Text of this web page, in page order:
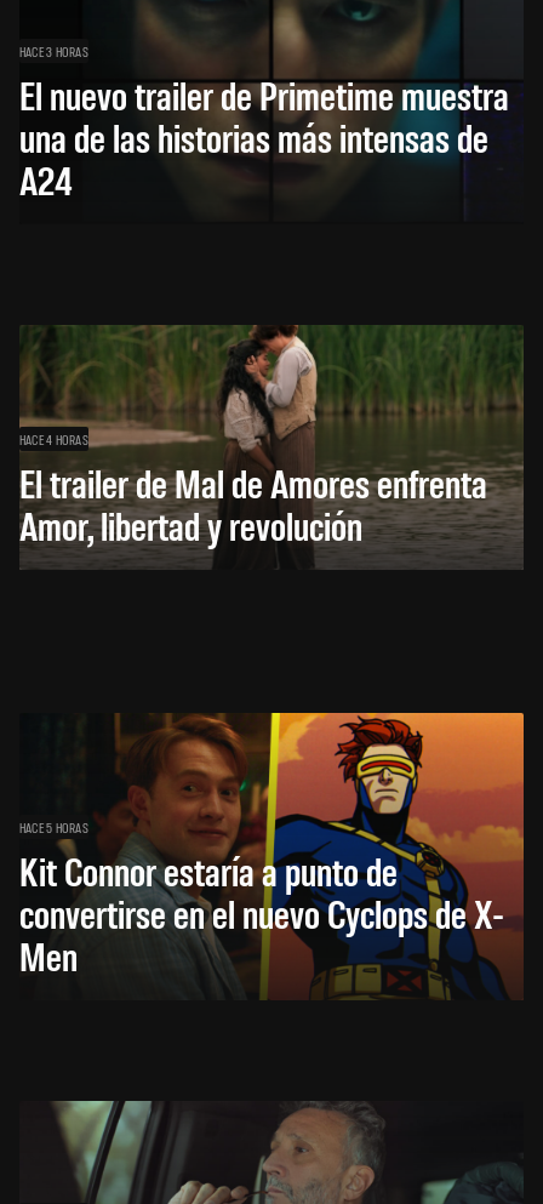
HACE 3 HORAS
El nuevo trailer de Primetime muestra
una de las historias más intensas de
A24
HACE 4 HORAS
El trailer de Mal de Amores enfrenta
Amor, libertad y revolución
HACE 5 HORAS
Kit Connor estaría a punto de
convertirse en el nuevo Cyclops de X-
Men